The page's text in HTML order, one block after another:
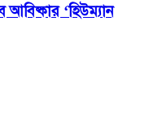
আবিষ্কার ‘হিউম্যান